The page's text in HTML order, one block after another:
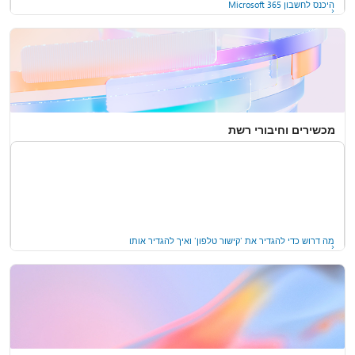
היכנס לחשבון Microsoft 365
מכשירים וחיבורי רשת
מה דרוש כדי להגדיר את 'קישור טלפון' ואיך להגדיר אותו